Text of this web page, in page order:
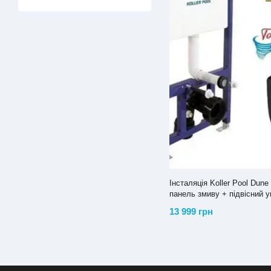
Інсталяція Koller Pool
панель змиву + підвісний
13 999 грн